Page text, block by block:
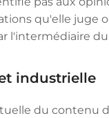
qu'elle
l'intermédiaire
industrielle
du contenu